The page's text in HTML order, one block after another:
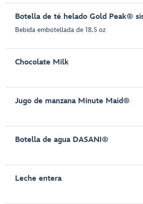
Botella de té helado Gold Peak®
Bebida embotellada de 18.5 oz
Chocolate Milk
Jugo de manzana Minute Maid®
Botella de agua DASANI®
Leche entera